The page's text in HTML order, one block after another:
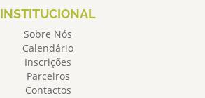
INSTITUCIONAL
Sobre Nós
Calendário
Inscrições
Parceiros
Contactos